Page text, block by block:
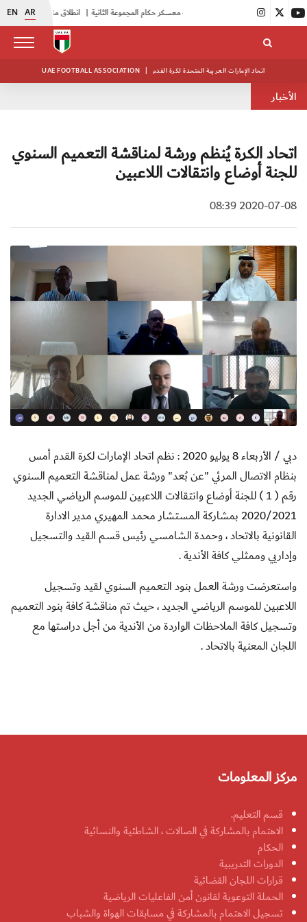
EN AR انطلاق منافسات بطولة النخبة لحرس الرئاسة |
UAE FOOTBALL ASSOCIATION | اتحاد الإمارات العربية المتحدة لكرة القدم
الأخبار
اتحاد الكرة يُنظم ورشة لمناقشة التعميم السنوي
للجنة أوضاع وانتقالات اللاعبين
2020-07-08 08:39
دبي / الأربعاء 8 يوليو 2020 : نظم اتحاد الإمارات لكرة القدم أمس
بنظام الاتصال المرئي "عن بُعد" ورشة عمل لمناقشة التعميم السنوي
رقم ( 1 ) للجنة أوضاع وانتقالات اللاعبين للموسم الرياضي الجديد
2020/2021 بمشاركة المستشار محمد المهيري مدير الادارة
القانونية بالاتحاد ، وحمدة الشامسي رئيس قسم القيد والتسجيل
وإداريي وممثلي كافة الأندية .
واستعرضت ورشة العمل بنود التعميم السنوي لقيد وتسجيل
اللاعبين للموسم الرياضي الجديد ، حيث تم مناقشة كافة بنود التعميم
وتسجيل كافة الملاحظات الواردة من الأندية من أجل دراستها مع
اللجان المعنية بالاتحاد .
مركز المعلومات
قسم التعليم.
الاهتمام بالمشاركة في الصالات ، الشاطئية والنسائية
الحكام
الدورات التدريبية
قرارات اللجان القضائية
الحملة التوعوية لقانون أمن الفاعليات الرياضية
تسجيل الاهتمام بالمشاركة في مسابقات الهواة والشباب